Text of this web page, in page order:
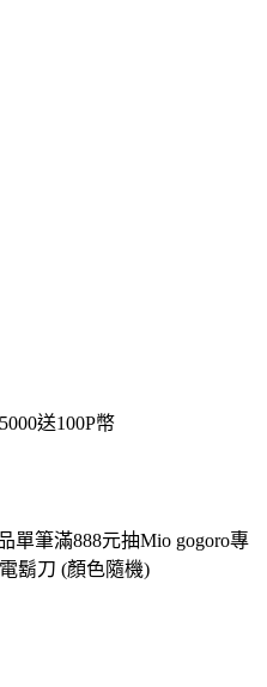
送100P幣
單筆滿888元抽Mio gogoro專
鬍刀 (顏色隨機)